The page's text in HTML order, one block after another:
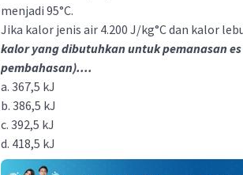
menjadi 95°C.
Jika kalor jenis air 4.200 J/kg°C dan kalor
kalor yang dibutuhkan untuk pemanasan es
pembahasan)....​
a. 367,5 kJ
b. 386,5 kJ
c. 392,5 kJ
d. 418,5 kJ